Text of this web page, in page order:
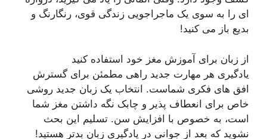
ای را به سوی یک ماجراجویی زندگی قوی، رنگارنگ و
بدیع باز می کنید!
از زبان برای آموزش مغز خود استفاده کنید
یادگیری هر مهارت جدید راهی مطمئن برای گسترش
افق های فکری شماست. انتخاب یک زبان جدید روشی
خاص برای انعطاف پذیر و چابک نگه داشتن مغز شما
است، به خصوص با افزایش سن. تسلیم این بحث
نشوید که بعد از جوانی در یادگیری زبان بدتر هستید!